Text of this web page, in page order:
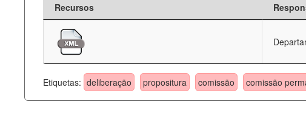
Recursos
Etiquetas: deliberação propositura comissão comissão